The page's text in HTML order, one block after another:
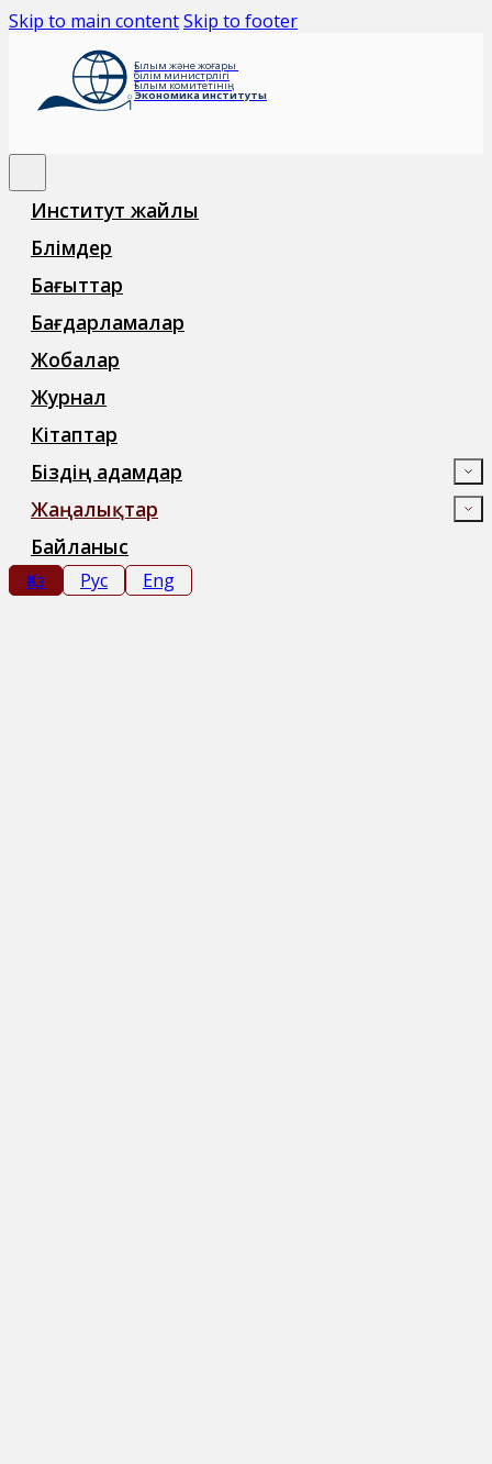
Skip to main contentSkip to footer
Ғылым және жоғары
білім министрлігі
Ғылым комитетінің
Экономика институты
Институт жайлы
Бөлімдер
Бағыттар
Бағдарламалар
Жобалар
Журнал
Кітаптар
Біздің адамдар
Жаңалықтар
Байланыс
Қаз Рус Eng